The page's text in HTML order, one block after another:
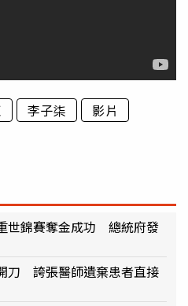
李子柒
影片
世錦賽奪金成功 總統府發
刀 誇張醫師遺棄患者直接